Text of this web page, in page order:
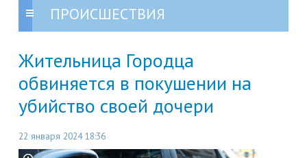
ПРОИСШЕСТВИЯ
Жительница Городца
обвиняется в покушении на
убийство своей дочери
22 января 2024 18:36